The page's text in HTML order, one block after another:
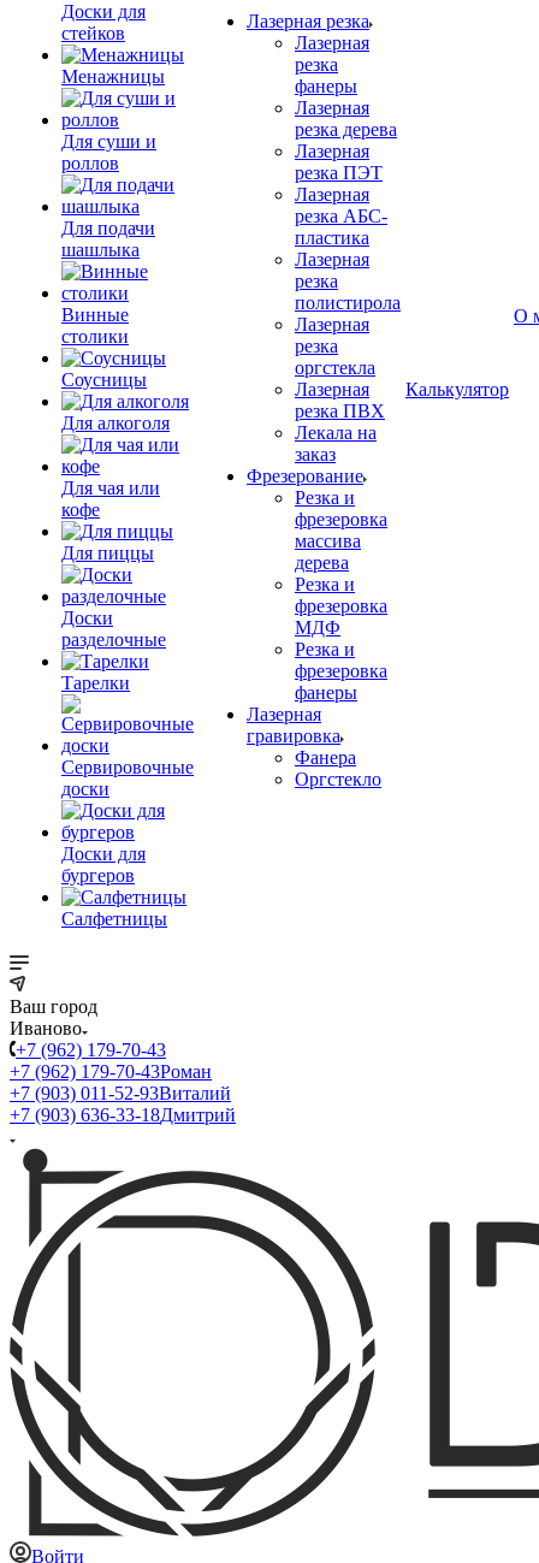
Доски для
стейков
Менажницы
Для суши и
роллов
Для подачи
шашлыка
Винные
столики
Соусницы
Для алкоголя
Для чая или
кофе
Для пиццы
Доски
разделочные
Тарелки
Сервировочные
доски
Доски для
бургеров
Салфетницы
Лазерная резка
Лазерная
резка
фанеры
Лазерная
резка дерева
Лазерная
резка ПЭТ
Лазерная
резка АБС-
пластика
Лазерная
резка
полистирола
Лазерная
резка
оргстекла
Лазерная
резка ПВХ
Лекала на
заказ
Фрезерование
Резка и
фрезеровка
массива
дерева
Резка и
фрезеровка
МДФ
Резка и
фрезеровка
фанеры
Лазерная
гравировка
Фанера
Орг­стек­ло
Калькулятор
О
Ваш город
Иваново
+7 (962) 179-70-43
+7 (962) 179-70-43Роман
+7 (903) 011-52-93Виталий
+7 (903) 636-33-18Дмитрий
Войти